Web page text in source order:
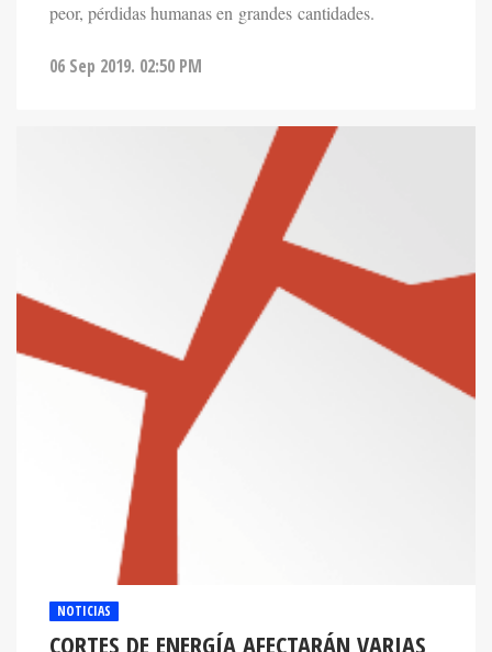
peor, pérdidas humanas en grandes cantidades.
06 Sep 2019. 02:50 PM
NOTICIAS
CORTES DE ENERGÍA AFECTARÁN VARIAS